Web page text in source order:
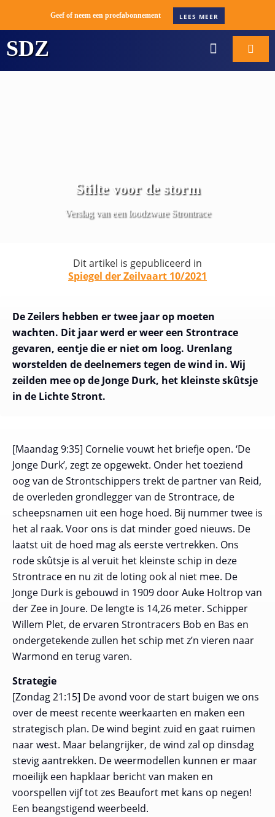
Geef of neem een proefabonnement LEES MEER
SDZ
Stilte voor de storm
Verslag van een loodzware Strontrace
Dit artikel is gepubliceerd in
Spiegel der Zeilvaart 10/2021
De Zeilers hebben er twee jaar op moeten
wachten. Dit jaar werd er weer een Strontrace
gevaren, eentje die er niet om loog. Urenlang
worstelden de deelnemers tegen de wind in. Wij
zeilden mee op de Jonge Durk, het kleinste skûtsje
in de Lichte Stront.
[Maandag 9:35] Cornelie vouwt het briefje open. ‘De
Jonge Durk’, zegt ze opgewekt. Onder het toeziend
oog van de Strontschippers trekt de partner van Reid,
de overleden grondlegger van de Strontrace, de
scheepsnamen uit een hoge hoed. Bij nummer twee is
het al raak. Voor ons is dat minder goed nieuws. De
laatst uit de hoed mag als eerste vertrekken. Ons
rode skûtsje is al veruit het kleinste schip in deze
Strontrace en nu zit de loting ook al niet mee. De
Jonge Durk is gebouwd in 1909 door Auke Holtrop van
der Zee in Joure. De lengte is 14,26 meter. Schipper
Willem Plet, de ervaren Strontracers Bob en Bas en
ondergetekende zullen het schip met z’n vieren naar
Warmond en terug varen.
Strategie
[Zondag 21:15] De avond voor de start buigen we ons
over de meest recente weerkaarten en maken een
strategisch plan. De wind begint zuid en gaat ruimen
naar west. Maar belangrijker, de wind zal op dinsdag
stevig aantrekken. De weermodellen kunnen er maar
moeilijk een hapklaar bericht van maken en
voorspellen vijf tot zes Beaufort met kans op negen!
Een beangstigend weerbeeld.